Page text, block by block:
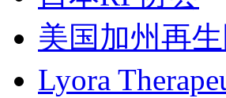
美国加州再
Lyora